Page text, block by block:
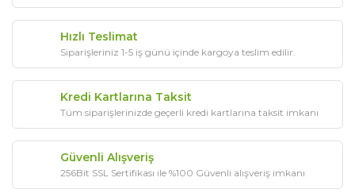
Hızlı Teslimat
Siparişleriniz 1-5 iş günü içinde kargoya teslim edilir.
Kredi Kartlarına Taksit
Tüm siparişlerinizde geçerli kredi kartlarına taksit imkanı
Güvenli Alışveriş
256Bit SSL Sertifikası ile %100 Güvenli alışveriş imkanı